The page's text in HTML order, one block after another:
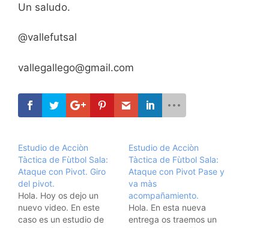
Un saludo.
@vallefutsal
vallegallego@gmail.com
Estudio de Acciòn
Tàctica de Fùtbol Sala:
Ataque con Pivot. Giro
del pivot.
Hola. Hoy os dejo un
nuevo video. En este
caso es un estudio de
Estudio de Acciòn
Tàctica de Fùtbol Sala:
Ataque con Pivot Pase y
va màs
acompañamiento.
Hola. En esta nueva
entrega os traemos un